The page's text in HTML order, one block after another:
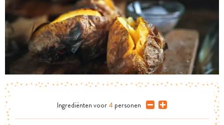
Ingrediënten voor 4 personen